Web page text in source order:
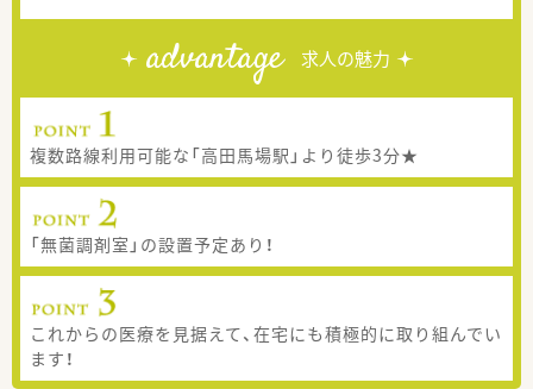
advantage 求人の魅力
複数路線利用可能な「高田馬場駅」より徒歩3分★
「無菌調剤室」の設置予定あり！
これからの医療を見据えて、在宅にも積極的に取り組んでい
ます！